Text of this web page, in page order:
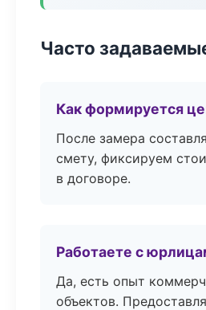
Часто
Как формируется
После замера
смету, фиксируем
в договоре.
Работаете с
Да, есть опыт
объектов.